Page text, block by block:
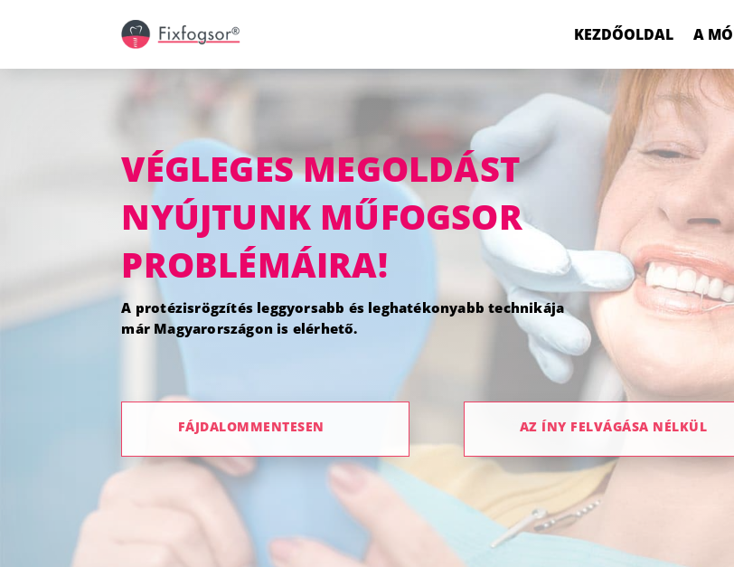
KEZDŐOLDAL A
VÉGLEGES MEGOLDÁST
NYÚJTUNK MŰFOGSOR
PROBLÉMÁIRA!
A protézisrögzítés leggyorsabb és leghatékonyabb technikája
már Magyarországon is elérhető.
FÁJDALOMMENTESEN AZ ÍNY FELVÁGÁSA NÉLKÜL